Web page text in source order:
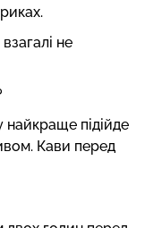
не
найкраще підійде
Кави перед